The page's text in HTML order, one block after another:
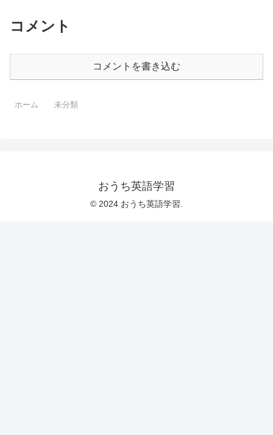
コメント
コメントを書き込む
ホーム 未分類
おうち英語学習
© 2024 おうち英語学習.